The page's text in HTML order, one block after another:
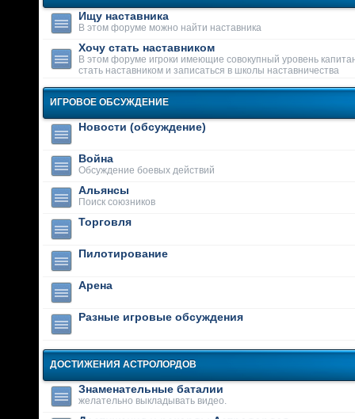
Ищу наставника
В этом форуме можно найти наставника
Хочу стать наставником
В этом форуме игроки имеющие совокупный уровень
стать наставником и записаться в школы наставничества
ИГРОВОЕ ОБСУЖДЕНИЕ
Новости (обсуждение)
Война
Обсуждение боевых действий
Альянсы
Поиск союзников
Торговля
Пилотирование
Арена
Разные игровые обсуждения
ДОСТИЖЕНИЯ АСТРОЛОРДОВ
Знаменательные баталии
желательно выкладывать видео.